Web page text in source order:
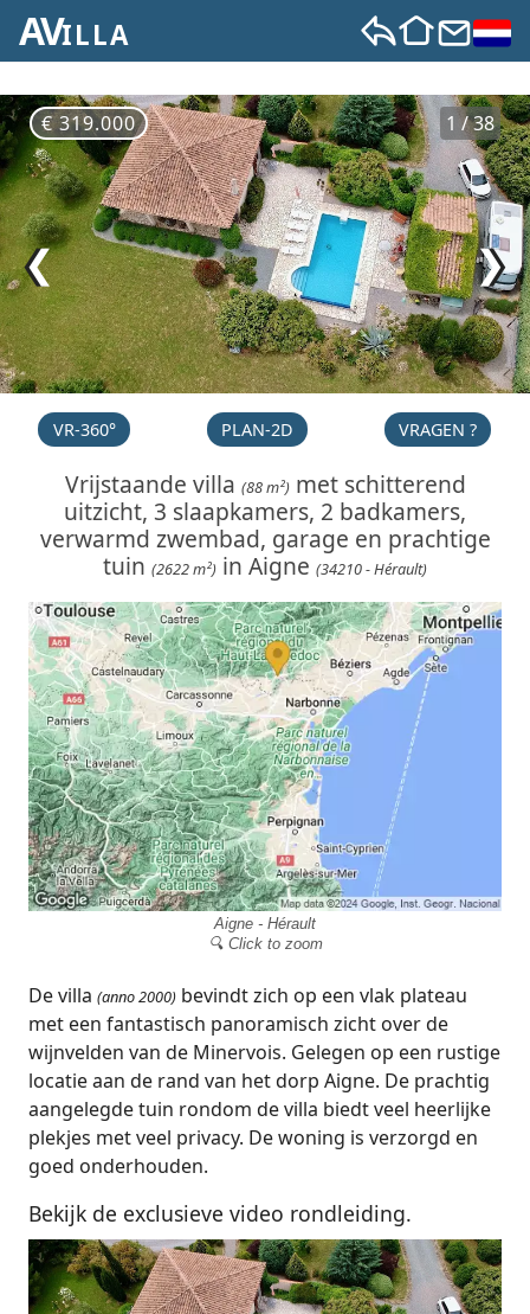
AVILLA
1 / 38
€ 319.000
❯
❮
VR-360° PLAN-2D VRAGEN ?
Vrijstaande villa (88 m²)met schitterend
uitzicht, 3 slaapkamers, 2 badkamers,
verwarmd zwembad, garage en prachtige
tuin (2622 m²) in Aigne (34210 - Hérault)
Aigne - Hérault
🔍 Click to zoom
De villa (anno 2000) bevindt zich op een vlak plateau
met een fantastisch panoramisch zicht over de
wijnvelden van de Minervois. Gelegen op een rustige
locatie aan de rand van het dorp Aigne. De prachtig
aangelegde tuin rondom de villa biedt veel heerlijke
plekjes met veel privacy. De woning is verzorgd en
goed onderhouden.
Bekijk de exclusieve video rondleiding.